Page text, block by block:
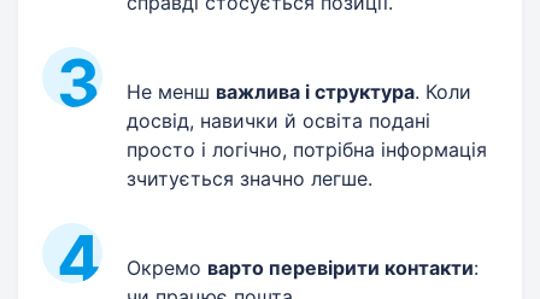
Не менш важлива і структура. Коли
досвід, навички й освіта подані
просто і логічно, потрібна інформація
зчитується значно легше.
Окремо варто перевірити контакти: